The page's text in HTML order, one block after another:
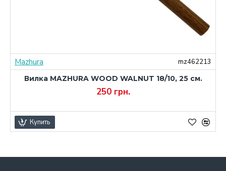
Mazhura
mz462213
Вилка MAZHURA WOOD WALNUT 18/10, 25 см.
250 грн.
Купить